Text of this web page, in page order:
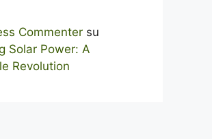
Commenter su
Solar Power: A
Revolution